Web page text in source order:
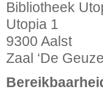
Bibliotheek
Utopia 1
9300 Aalst
Zaal ‘De